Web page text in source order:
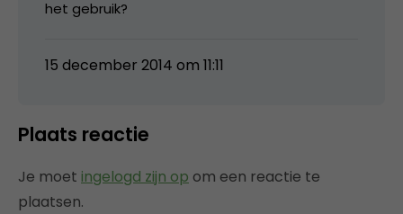
het gebruik?
15 december 2014 om 11:11
Plaats reactie
Je moet ingelogd zijn op om een reactie te
plaatsen.